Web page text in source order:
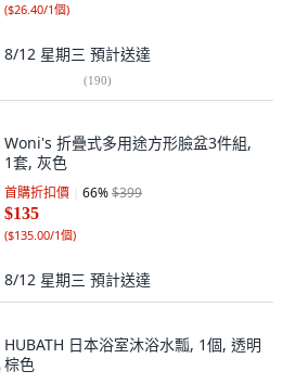
($26.40/1個)
8/12 星期三 預計送達
(190)
Woni's 折疊式多用途方形臉盆3件組,
1套, 灰色
首購折扣價 66%$399
$135
($135.00/1個)
8/12 星期三 預計送達
HUBATH 日本浴室沐浴水瓢, 1個, 透明
棕色